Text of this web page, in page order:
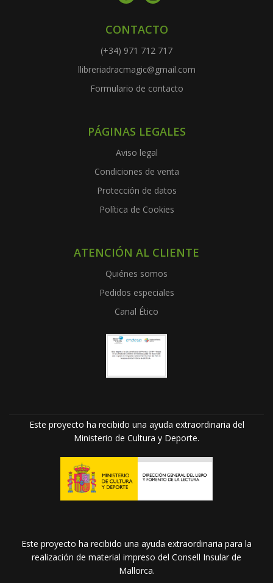
CONTACTO
(+34) 971 712 717
llibreriadracmagic@gmail.com
Formulario de contacto
PÁGINAS LEGALES
Aviso legal
Condiciones de venta
Protección de datos
Política de Cookies
ATENCIÓN AL CLIENTE
Quiénes somos
Pedidos especiales
Canal Ético
Este proyecto ha recibido una ayuda extraordinaria del
Ministerio de Cultura y Deporte.
Este proyecto ha recibido una ayuda extraordinaria para la
realización de material impreso del Consell Insular de
Mallorca.